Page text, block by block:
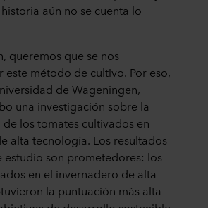
aún no se cuenta lo
queremos que se nos
este método de cultivo. Por eso,
de Wageningen,
una investigación sobre la
los tomates cultivados en
alta tecnología. Los resultados
estudio son prometedores: los
en el invernadero de alta
la puntuación más alta